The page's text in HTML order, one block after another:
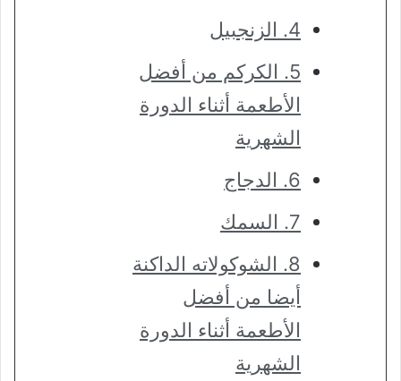
4. الزنجبيل
5. الكركم من أفضل
الأطعمة أثناء الدورة
الشهرية
6. الدجاج
7. السمك
8. الشوكولاته الداكنة
أيضا من أفضل
الأطعمة أثناء الدورة
الشهرية